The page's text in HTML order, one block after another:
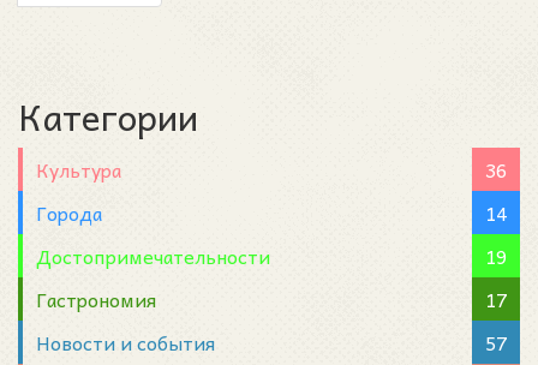
Категории
Культура
36
Города
14
Достопримечательности
19
Гастрономия
17
Новости и события
57